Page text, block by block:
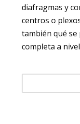
diafragmas y
centros o
también qué
completa a